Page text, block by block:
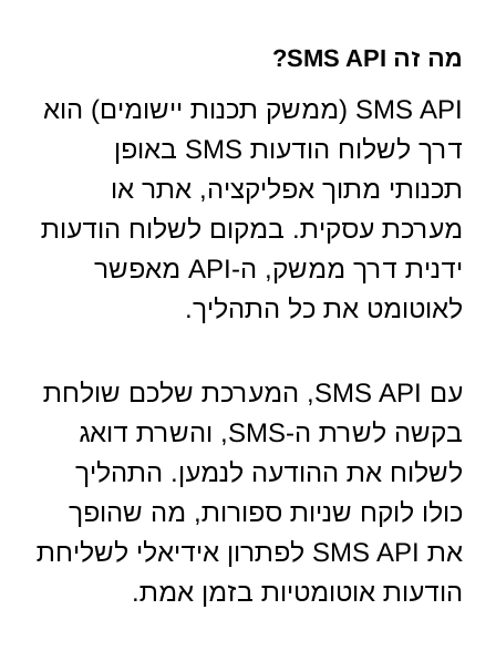
מה זה SMS API?
SMS API (ממשק תכנות יישומים) הוא
דרך לשלוח הודעות SMS באופן
תכנותי מתוך אפליקציה, אתר או
מערכת עסקית. במקום לשלוח הודעות
ידנית דרך ממשק, ה-API מאפשר
לאוטומט את כל התהליך.
עם SMS API, המערכת שלכם שולחת
בקשה לשרת ה-SMS, והשרת דואג
לשלוח את ההודעה לנמען. התהליך
כולו לוקח שניות ספורות, מה שהופך
את SMS API לפתרון אידיאלי לשליחת
הודעות אוטומטיות בזמן אמת.